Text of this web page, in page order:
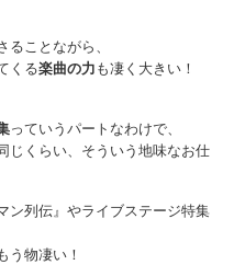
ことながら、
くる楽曲の力 も凄く大きい！
っていうパートなわけで、
じくらい、そういう地味なお仕
ン列伝』やライブステージ特集
う物凄い！